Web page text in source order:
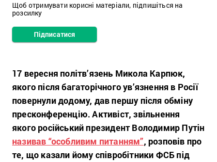
Щоб отримувати корисні матеріали, підпишіться на
розсилку
Підписатися
17 вересня політв’язень Микола Карпюк,
якого після багаторічного ув’язнення в Росії
повернули додому, дав першу після обміну
пресконференцію. Активіст, звільнення
якого російський президент Володимир Путін
називав “особливим питанням”, розповів про
те, що казали йому співробітники ФСБ під